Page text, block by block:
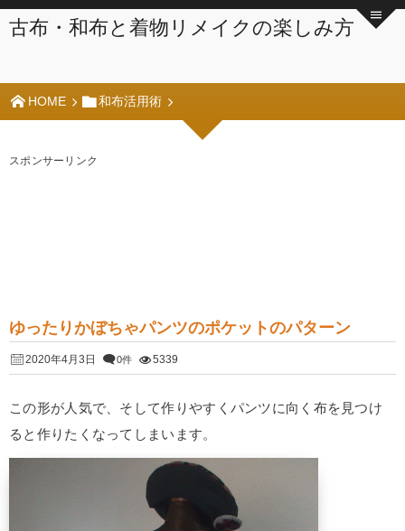
古布・和布と着物リメイクの楽しみ方
HOME 和布活用術
スポンサーリンク
ゆったりかぼちゃパンツのポケットのパターン
2020年4月3日 0件 5339
この形が人気で、そして作りやすくパンツに向く布を見つけ
ると作りたくなってしまいます。